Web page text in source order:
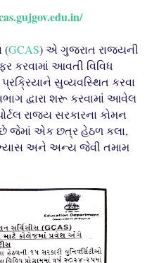
(GCAS) એ ગુજરાત રાજ્યની
કરવામાં આવતી વિવિધ
સુવ્યવસ્થિત કરવા
દ્વારા શરૂ કરવામાં આવેલ
રાજ્ય સરકારના કોમન
છે જેમાં એક છત્ર હેઠળ કલા,
અને અન્ય જેવી તમામ